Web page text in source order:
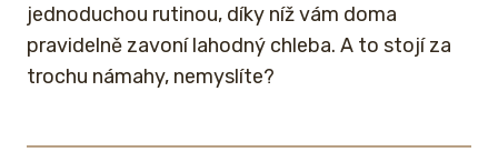
jednoduchou rutinou, díky níž vám doma
pravidelně zavoní lahodný chleba. A to stojí za
trochu námahy, nemyslíte?